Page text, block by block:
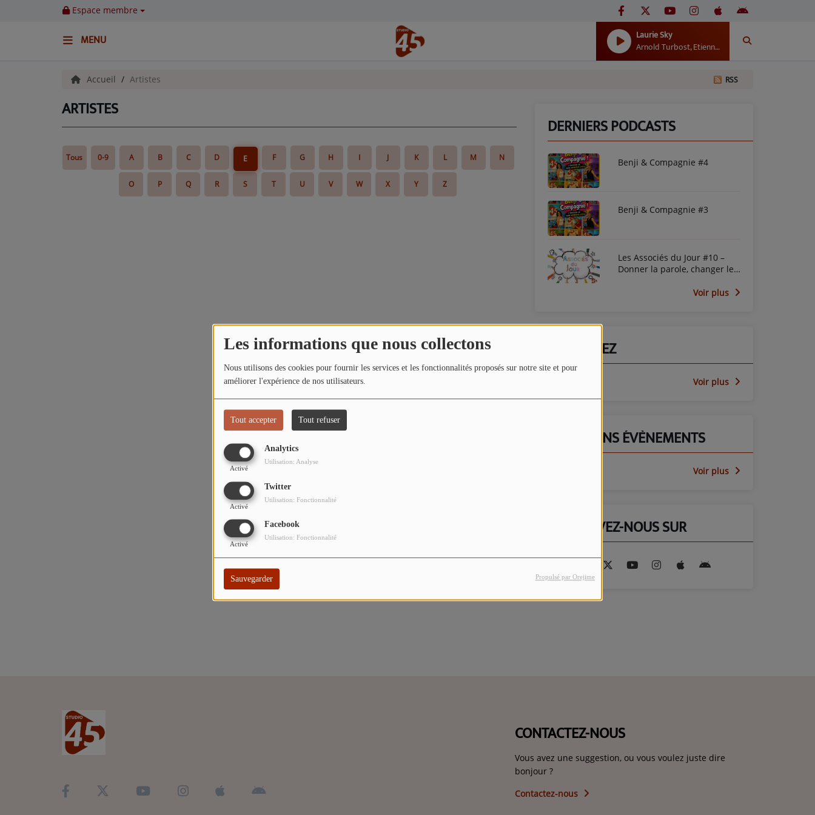
Les informations que nous collectons
Nous utilisons des cookies pour fournir les services et les fonctionnalités proposés sur notre site et pour
améliorer l'expérience de nos utilisateurs.
Tout accepter Tout refuser
Analytics
Activé
Utilisation: Analyse
Twitter
Activé
Utilisation: Fonctionnalité
Facebook
Activé
Utilisation: Fonctionnalité
Sauvegarder Propulsé par Orejime
Espace membre
MENU
Laurie Sky
Arnold Turbost, Etienne Daho
GIEN, SA FABULEUSE HISTOIRE
Accueil Artistes RSS
ARTISTES
Tous 0-9 A B C D E F G H I J K L M N
O P Q R S T U V W X Y Z
DERNIERS PODCASTS
Benji & Compagnie #4
Benji & Compagnie #3
Les Associés du Jour #10 –
Donner la parole, changer le
Voir plus
PARTICIPEZ
Voir plus
PROCHAINS ÉVÈNEMENTS
Voir plus
RETROUVEZ-NOUS SUR
CONTACTEZ-NOUS
Vous avez une suggestion, ou vous voulez juste dire
bonjour ?
Contactez-nous